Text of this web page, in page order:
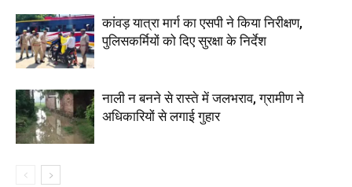
कांवड़ यात्रा मार्ग का एसपी ने किया निरीक्षण,
पुलिसकर्मियों को दिए सुरक्षा के निर्देश
नाली न बनने से रास्ते में जलभराव, ग्रामीण ने
अधिकारियों से लगाई गुहार